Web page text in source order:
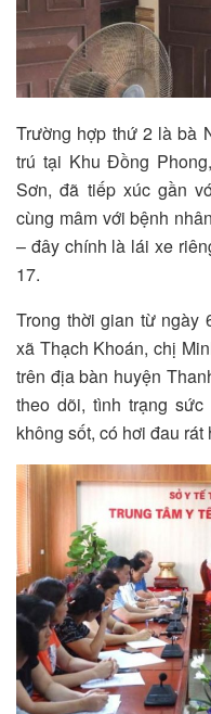
Trường hợp thứ 2 là bà
trú tại Khu Đồng
Sơn, đã tiếp xúc gần
cùng mâm với bệnh
– đây chính là lái xe
17.
Trong thời gian từ ngày
xã Thạch Khoán, chị
trên địa bàn huyện
theo dõi, tình trạng
không sốt, có hơi đau